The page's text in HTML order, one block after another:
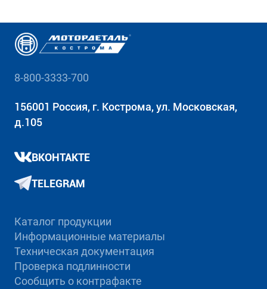
8-800-3333-700
156001 Россия, г. Кострома, ул. Московская,
д.105
ВКОНТАКТЕ
TELEGRAM
Каталог продукции
Информационные материалы
Техническая документация
Проверка подлинности
Сообщить о контрафакте